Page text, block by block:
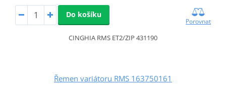
Do košíku
Porovnat
CINGHIA RMS ET2/ZIP 431190
Řemen variátoru RMS 163750161